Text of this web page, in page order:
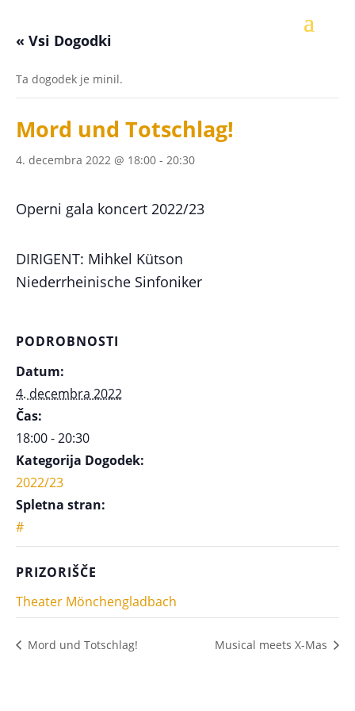
« Vsi Dogodki
Ta dogodek je minil.
Mord und Totschlag!
4. decembra 2022 @ 18:00 - 20:30
Operni gala koncert 2022/23
DIRIGENT: Mihkel Kütson
Niederrheinische Sinfoniker
PODROBNOSTI
Datum:
4. decembra 2022
Čas:
18:00 - 20:30
Kategorija Dogodek:
2022/23
Spletna stran:
#
PRIZORIŠČE
Theater Mönchengladbach
Mord und Totschlag! Musical meets X-Mas